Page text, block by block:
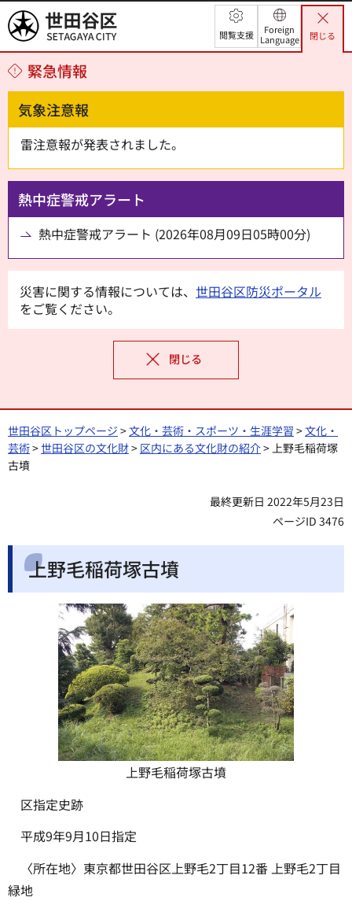
世田谷区 閲覧支援
Foreign
Language
閉じる
緊急情報
気象注意報
雷注意報が発表されました。
熱中症警戒アラート
熱中症警戒アラート (2026年08月09日05時00分)
災害に関する情報については、 世田谷区防災ポータル
をご覧ください。
閉じる
世田谷区トップページ >文化・芸術・スポーツ・生涯学習 >文化・
芸術>世田谷区の文化財> 区内にある文化財の紹介> 上野毛稲荷塚
古墳
最終更新日 2022年5月23日
ページID 3476
上野毛稲荷塚古墳
上野毛稲荷塚古墳
区指定史跡
平成9年9月10日指定
〈所在地〉東京都世田谷区上野毛2丁目12番 上野毛2丁目
緑地